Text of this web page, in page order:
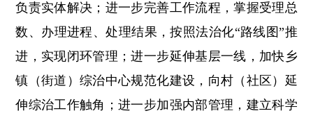
负责实体解决；进一步完善工作流程，掌握受理总
数、办理进程、处理结果，按照法治化“路线图”推
进，实现闭环管理；进一步延伸基层一线，加快乡
镇（街道）综治中心规范化建设，向村（社区）延
伸综治工作触角；进一步加强内部管理，建立科学